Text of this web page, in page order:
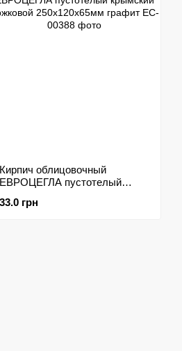
Кирпич облицовочный
ЕВРОЦЕГЛА пустотелый
250х120х65мм графит
33.0 грн